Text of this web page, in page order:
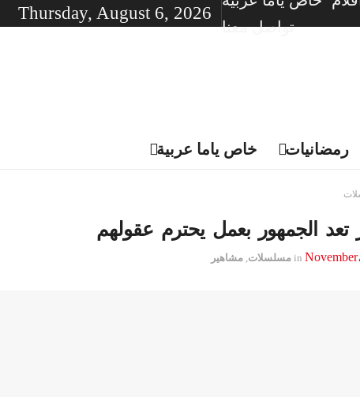
تواصل معنا
Thursday, August 6, 2026
خاص ياما عربية رمضانيات
الجمهور بعمل يحترم عقولهم
in مسلسلات, مشاهير